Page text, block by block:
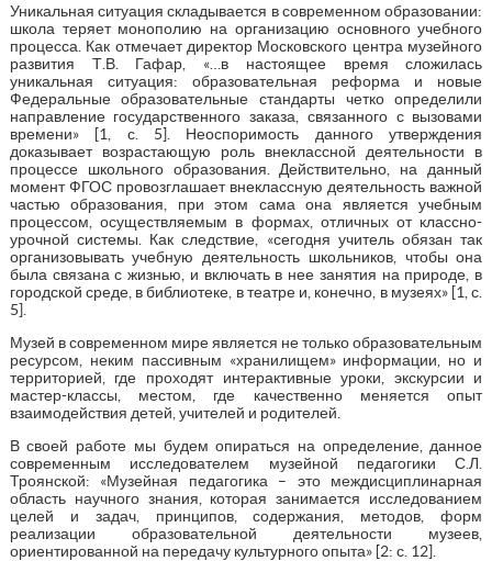
Уникальная ситуация складывается в современном образовании:
школа теряет монополию на организацию основного учебного
процесса. Как отмечает директор Московского центра музейного
развития Т.В. Гафар, «…в настоящее время сложилась
уникальная ситуация: образовательная реформа и новые
Федеральные образовательные стандарты четко определили
направление государственного заказа, связанного с вызовами
времени» [1, с. 5]. Неоспоримость данного утверждения
доказывает возрастающую роль внеклассной деятельности в
процессе школьного образования. Действительно, на данный
момент ФГОС провозглашает внеклассную деятельность важной
частью образования, при этом сама она является учебным
процессом, осуществляемым в формах, отличных от классно-
урочной системы. Как следствие, «сегодня учитель обязан так
организовывать учебную деятельность школьников, чтобы она
была связана с жизнью, и включать в нее занятия на природе, в
городской среде, в библиотеке, в театре и, конечно, в музеях» [1, с.
5].
Музей в современном мире является не только образовательным
ресурсом, неким пассивным «хранилищем» информации, но и
территорией, где проходят интерактивные уроки, экскурсии и
мастер-классы, местом, где качественно меняется опыт
взаимодействия детей, учителей и родителей.
В своей работе мы будем опираться на определение, данное
современным исследователем музейной педагогики С.Л.
Троянской: «Музейная педагогика – это междисциплинарная
область научного знания, которая занимается исследованием
целей и задач, принципов, содержания, методов, форм
реализации образовательной деятельности музеев,
ориентированной на передачу культурного опыта» [2: с. 12].